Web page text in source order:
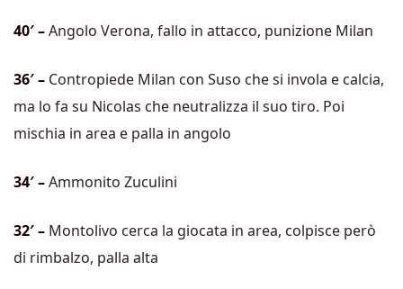
40′ –Angolo Verona, fallo in attacco, punizione Milan
36′ – Contropiede Milan con Suso che si invola e calcia,
ma lo fa su Nicolas che neutralizza il suo tiro. Poi
mischia in area e palla in angolo
34′ –Ammonito Zuculini
32′ – Montolivo cerca la giocata in area, colpisce però
di rimbalzo, palla alta